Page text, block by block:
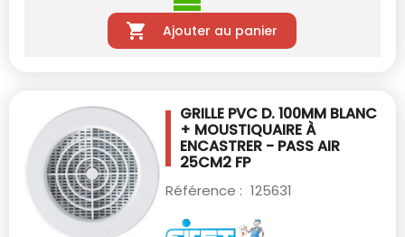
Ajouter au panier
GRILLE PVC D. 100MM BLANC
+ MOUSTIQUAIREÀ
ENCASTRER - PASS AIR
25CM2 FP
Référence : 125631